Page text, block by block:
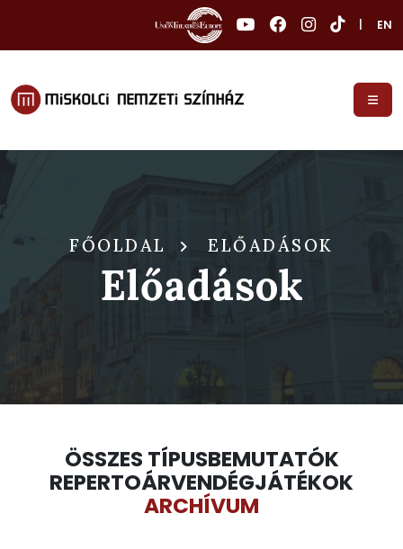
EN
FŐOLDAL ELŐADÁSOK
Előadások
ÖSSZES TÍPUSBEMUTATÓK
REPERTOÁRVENDÉGJÁTÉKOK
ARCHÍVUM